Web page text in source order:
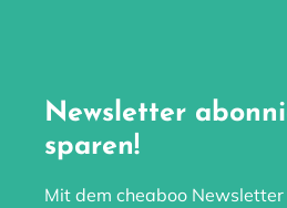
Newsletter
sparen!
Mit dem cheaboo